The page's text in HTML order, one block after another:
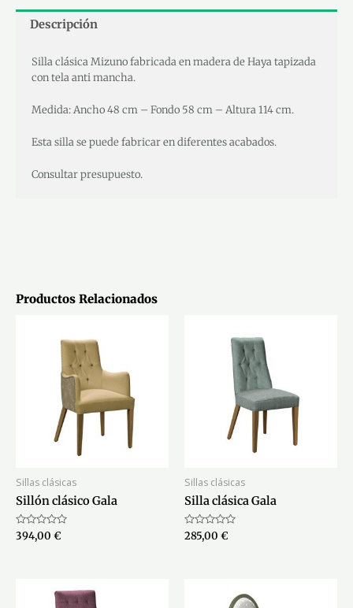
Descripción
Silla clásica Mizuno fabricada en madera de Haya tapizada
con tela anti mancha.
Medida: Ancho 48 cm – Fondo 58 cm – Altura 114 cm.
Esta silla se puede fabricar en diferentes acabados.
Consultar presupuesto.
Productos Relacionados
Sillas clásicas
Sillón clásico Gala
Valorado
con
394,00 €
Sillas clásicas
Silla clásica Gala
Valorado
con
285,00 €